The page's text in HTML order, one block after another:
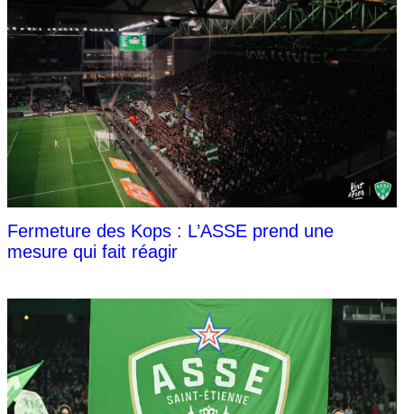
Fermeture des Kops : L’ASSE prend une
mesure qui fait réagir